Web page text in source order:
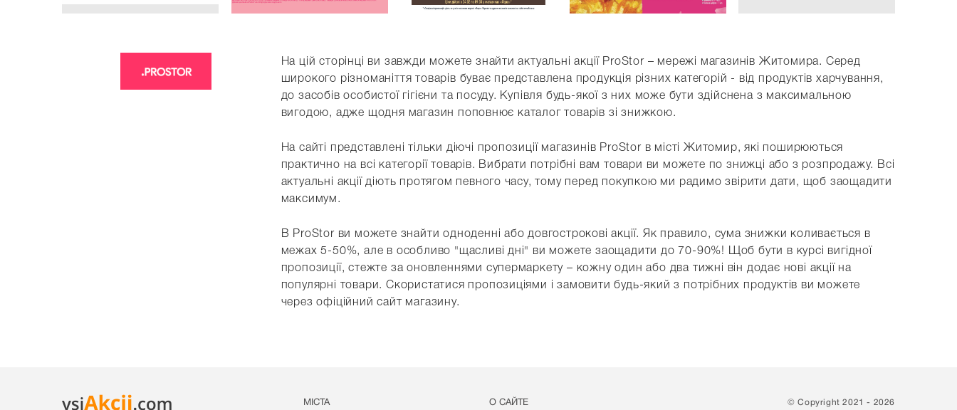
На цій сторінці ви завжди можете знайти актуальні акції ProStor – мережі магазинів Житомира. Серед
широкого різноманіття товарів буває представлена продукція різних категорій - від продуктів харчування,
до засобів особистої гігієни та посуду. Купівля будь-якої з них може бути здійснена з максимальною
вигодою, адже щодня магазин поповнює каталог товарів зі знижкою.
На сайті представлені тільки діючі пропозиції магазинів ProStor в місті Житомир, які поширюються
практично на всі категорії товарів. Вибрати потрібні вам товари ви можете по знижці або з розпродажу. Всі
актуальні акції діють протягом певного часу, тому перед покупкою ми радимо звірити дати, щоб заощадити
максимум.
В ProStor ви можете знайти одноденні або довгострокові акції. Як правило, сума знижки коливається в
межах 5-50%, але в особливо "щасливі дні" ви можете заощадити до 70-90%! Щоб бути в курсі вигідної
пропозиції, стежте за оновленнями супермаркету – кожну один або два тижні він додає нові акції на
популярні товари. Скористатися пропозиціями і замовити будь-який з потрібних продуктів ви можете
через офіційний сайт магазину.
МІСТА О САЙТЕ © Copyright 2021 - 2026